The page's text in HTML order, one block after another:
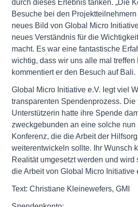
durch dieses Erlebnis tanken. „Die
Besuche bei den
neues Bild von Global Micro
neues Verständnis für die
macht. Es war eine fantastische
wichtig, dass wir uns alle mal treffen
kommentiert er den Besuch auf Bali.
Global Micro Initiative e.V. legt viel
transparenten Spendenprozess. Die
Unterstützerin hatte ihre Spende
zweckgebunden an eine solche nun
Konferenz, die die Arbeit der
weiterentwickeln sollte. Ihr Wunsch
Realität umgesetzt werden und wird
die Arbeit von Global Micro Initiative
Text: Christiane Kleinewefers, GMI